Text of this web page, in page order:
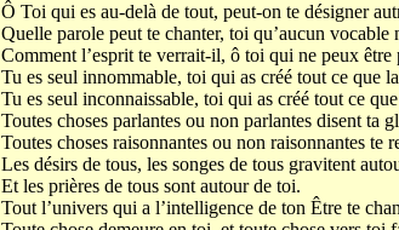
Ô Toi qui es au-delà de tout, peut-on te désigner
Quelle parole peut te chanter, toi qu’aucun vocable
Comment l’esprit te verrait-il, ô toi qui ne peux
Tu es seul innommable, toi qui as créé tout ce que
Tu es seul inconnaissable, toi qui as créé tout ce
Toutes choses parlantes ou non parlantes disent ta
Toutes choses raisonnantes ou non raisonnantes te
Les désirs de tous, les songes de tous gravitent
Et les prières de tous sont autour de toi.
Tout l’univers qui a l’intelligence de ton Être te